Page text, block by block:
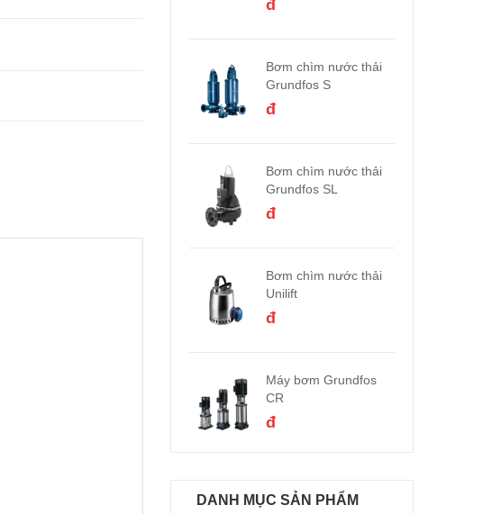
đ
Bơm chìm nước thải
Grundfos S
đ
Bơm chìm nước thải
Grundfos SL
đ
Bơm chìm nước thải
Unilift
đ
Máy bơm Grundfos
CR
đ
DANH MỤC SẢN PHẨM